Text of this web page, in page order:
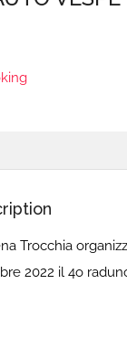
Trocchia
2022 il 4o